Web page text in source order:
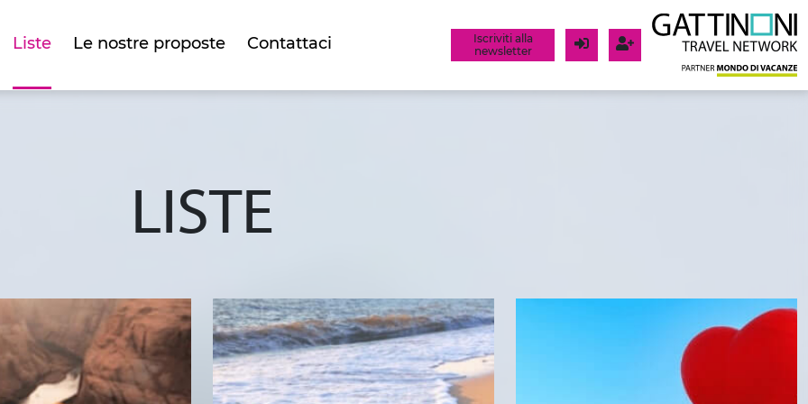
Liste Le nostre proposte Contattaci
Iscriviti alla
newsletter
Registrati
LISTE